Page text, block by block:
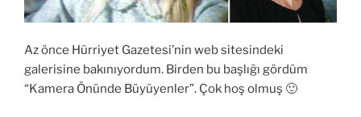
Az önce Hürriyet Gazetesi’nin web sitesindeki
galerisine bakınıyordum. Birden bu başlığı gördüm
“Kamera Önünde Büyüyenler”. Çok hoş olmuş 🙂